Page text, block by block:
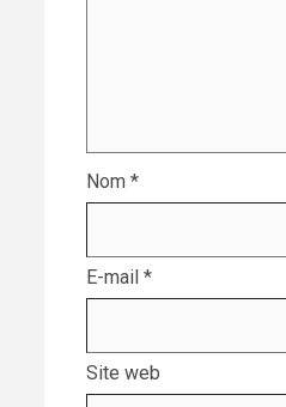
Nom *
E-mail *
Site web